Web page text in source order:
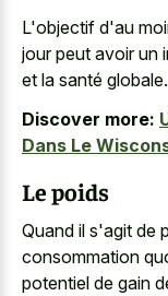
L'objectif d'au
jour peut avoir un
et la santé globale.
Discover more:
Dans Le
Le poids
Quand il s'agit de
consommation
potentiel de gain